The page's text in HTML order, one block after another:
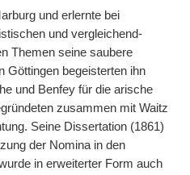
und erlernte bei
und vergleichend-
Themen seine saubere
Göttingen begeisterten ihn
und Benfey für die arische
zusammen mit Waitz
Seine Dissertation (1861)
der Nomina in den
in erweiterter Form auch